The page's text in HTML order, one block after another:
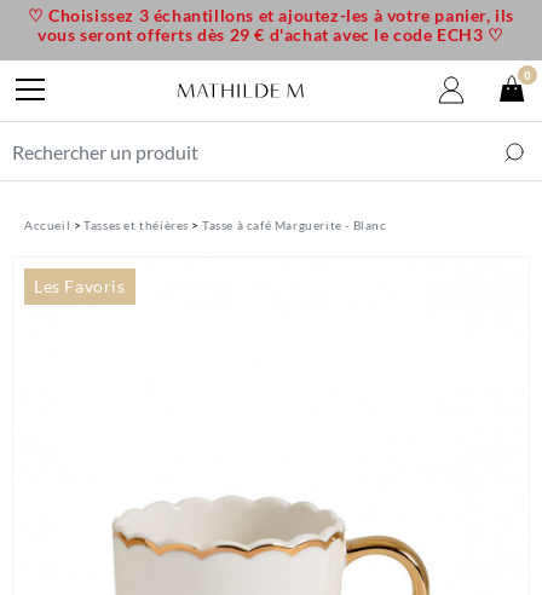
Accueil Tasses et théières Tasse à café Marguerite - Blanc
Les Favoris
♡ Choisissez 3 échantillons et ajoutez-les à votre panier, ils
vous seront offerts dès 29 € d'achat avec le code ECH3 ♡
0